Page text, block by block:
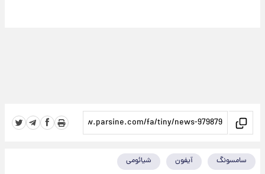
سامسونگ آیفون شیائومی